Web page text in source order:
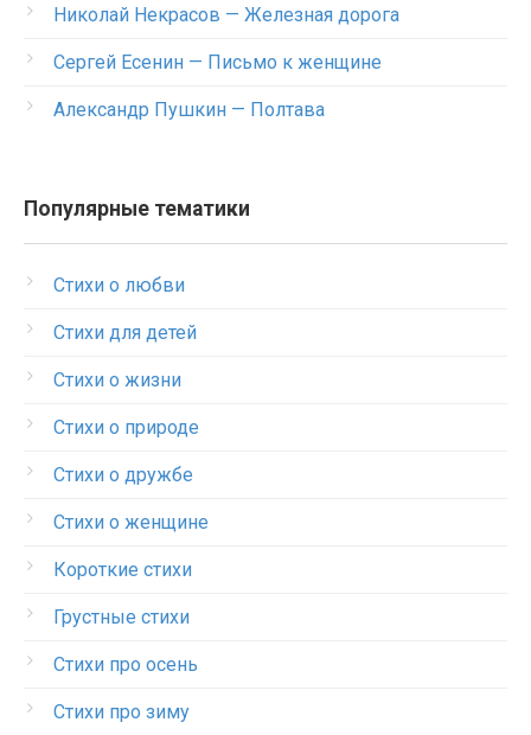
Николай Некрасов — Железная дорога
Сергей Есенин — Письмо к женщине
Александр Пушкин — Полтава
Популярные тематики
Стихи о любви
Стихи для детей
Стихи о жизни
Стихи о природе
Стихи о дружбе
Стихи о женщине
Короткие стихи
Грустные стихи
Стихи про осень
Стихи про зиму